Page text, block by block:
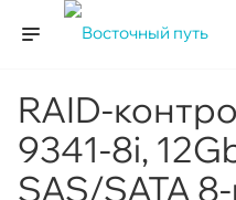
RAID-
9341-8i,
SAS/SATA